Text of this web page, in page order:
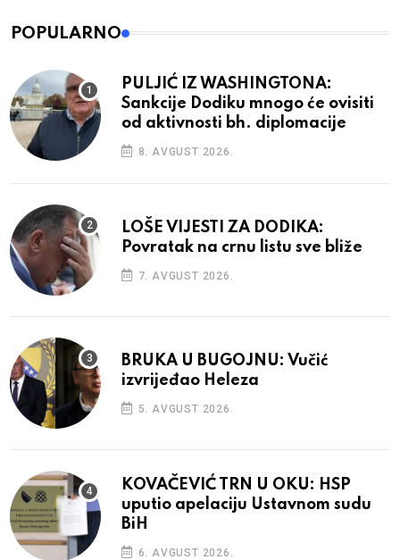
POPULARNO
PULJIĆ IZ WASHINGTONA:
Sankcije Dodiku mnogo će ovisiti
od aktivnosti bh. diplomacije
8. AVGUST 2026.
LOŠE VIJESTI ZA DODIKA:
Povratak na crnu listu sve bliže
7. AVGUST 2026.
BRUKA U BUGOJNU: Vučić
izvrijeđao Heleza
5. AVGUST 2026.
KOVAČEVIĆ TRN U OKU: HSP
uputio apelaciju Ustavnom sudu
BiH
6. AVGUST 2026.